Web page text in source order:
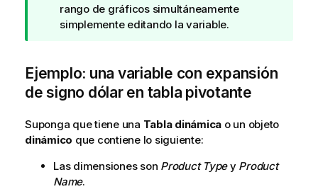
t
a
s
u
g
r
n
c
rango de gráficos simultáneamente
simplemente editando la variable.
Ejemplo: una variable con expansión
de signo dólar en tabla pivotante
Suponga que tiene una Tabla dinámica o un objeto
dinámico que contiene lo siguiente:
Las dimensiones son Product Typey Product
Name.